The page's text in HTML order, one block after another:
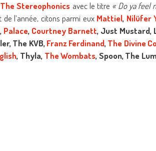
The Stereophonics avec le titre « Do ya feel
l’année, citons parmi eux Mattiel, Nilüfer
, Palace, Courtney Barnett, Just Mustard,
The KVB, Franz Ferdinand, The Divine
, Thyla, The Wombats, Spoon, The